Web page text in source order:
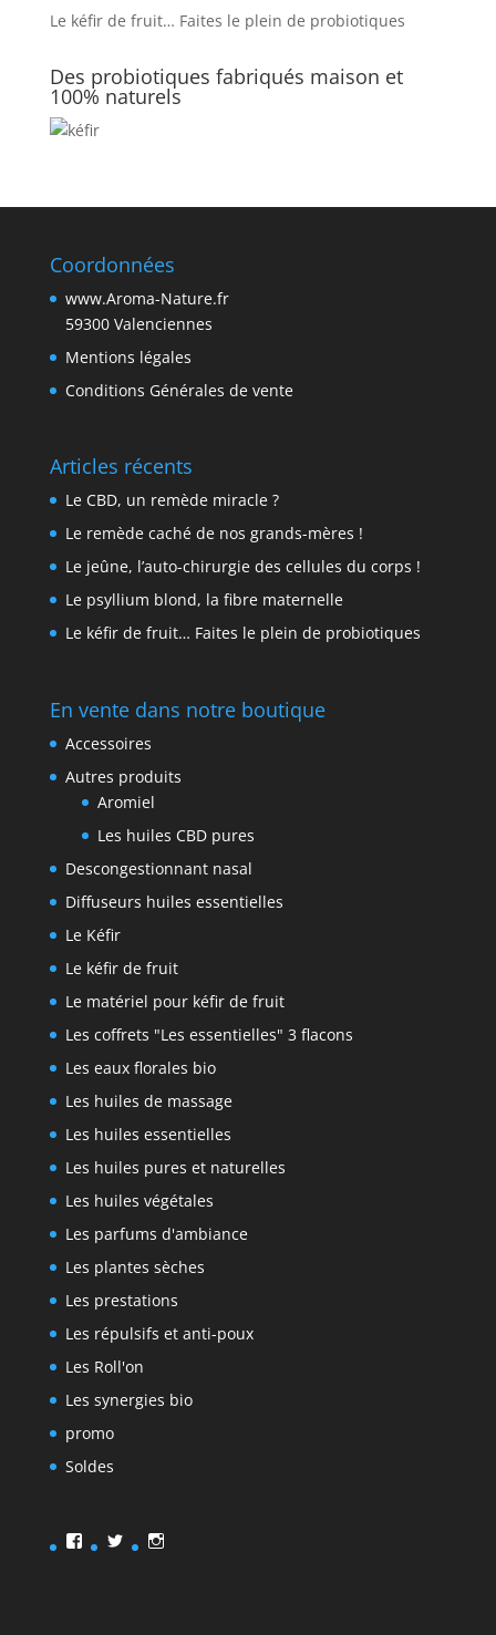
Le kéfir de fruit… Faites le plein de probiotiques
Des probiotiques fabriqués maison et
100% naturels
Coordonnées
www.Aroma-Nature.fr
59300 Valenciennes
Mentions légales
Conditions Générales de vente
Articles récents
Le CBD, un remède miracle ?
Le remède caché de nos grands-mères !
Le jeûne, l’auto-chirurgie des cellules du corps !
Le psyllium blond, la fibre maternelle
Le kéfir de fruit… Faites le plein de probiotiques
En vente dans notre boutique
Accessoires
Autres produits
Aromiel
Les huiles CBD pures
Descongestionnant nasal
Diffuseurs huiles essentielles
Le Kéfir
Le kéfir de fruit
Le matériel pour kéfir de fruit
Les coffrets "Les essentielles" 3 flacons
Les eaux florales bio
Les huiles de massage
Les huiles essentielles
Les huiles pures et naturelles
Les huiles végétales
Les parfums d'ambiance
Les plantes sèches
Les prestations
Les répulsifs et anti-poux
Les Roll'on
Les synergies bio
promo
Soldes
Facebook
TwitterInstagram